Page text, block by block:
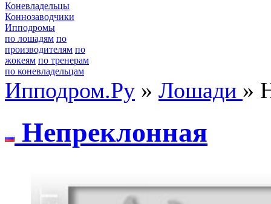
Коневладельцы
Коннозаводчики
Ипподромы
по лошадям по
производителям по
жокеям по тренерам
по коневладельцам
Ипподром.Ру » Лошади »
Heпрeклoнная